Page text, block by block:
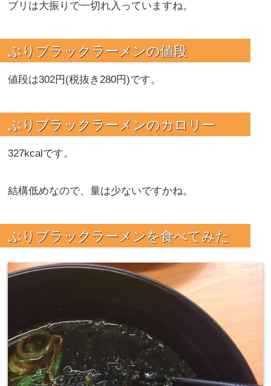
ブリは大振りで一切れ入っていますね。
ぶりブラックラーメンの値段
値段は302円(税抜き280円)です。
ぶりブラックラーメンのカロリー
327kcalです。
結構低めなので、量は少ないですかね。
ぶりブラックラーメンを食べてみた